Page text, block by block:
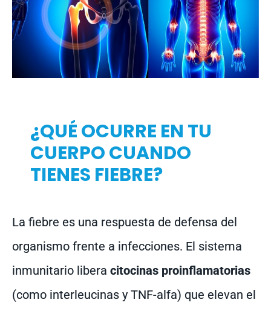
¿QUÉ OCURRE EN TU
CUERPO CUANDO
TIENES FIEBRE?
La fiebre es una respuesta de defensa del
organismo frente a infecciones. El sistema
inmunitario libera citocinas proinflamatorias
(como interleucinas y TNF-alfa) que elevan el